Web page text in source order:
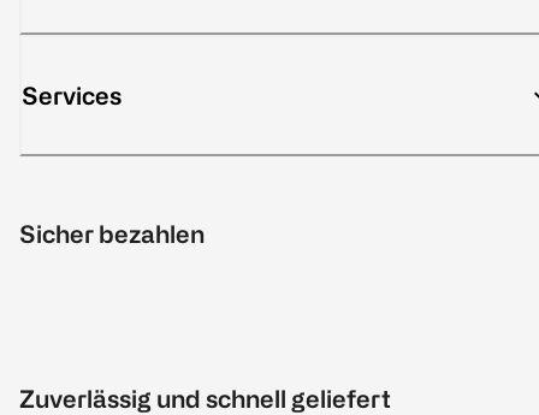
Services
Sicher bezahlen
Zuverlässig und schnell geliefert